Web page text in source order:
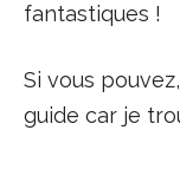
fantastiques !
Si vous
guide car je